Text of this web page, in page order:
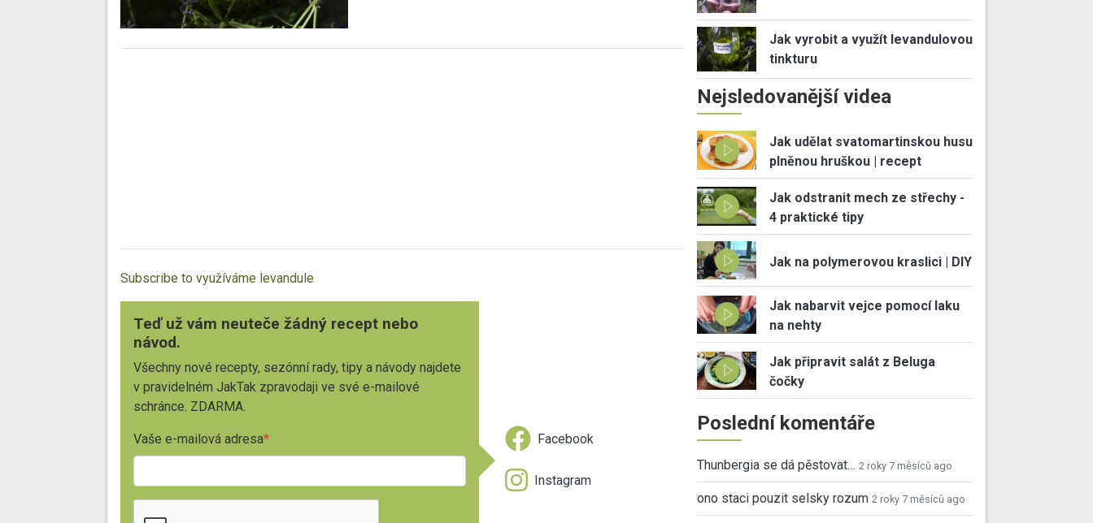
Subscribe to využíváme levandule
Teď už vám neuteče žádný recept nebo
návod.
Všechny nové recepty, sezónní rady, tipy a návody najdete
v pravidelném JakTak zpravodaji ve své e-mailové
schránce. ZDARMA.
Vaše e-mailová adresa Facebook
Instagram
Jak vyrobit a využít levandulovou
tinkturu
Nejsledovanější videa
Jak udělat svatomartinskou husu
plněnou hruškou | recept
Jak odstranit mech ze střechy -
4 praktické tipy
Jak na polymerovou kraslici | DIY
Jak nabarvit vejce pomocí laku
na nehty
Jak připravit salát z Beluga
čočky
Poslední komentáře
Thunbergia se dá pěstovat… 2 roky 7 měsíců ago
ono staci pouzit selsky rozum 2 roky 7 měsíců ago